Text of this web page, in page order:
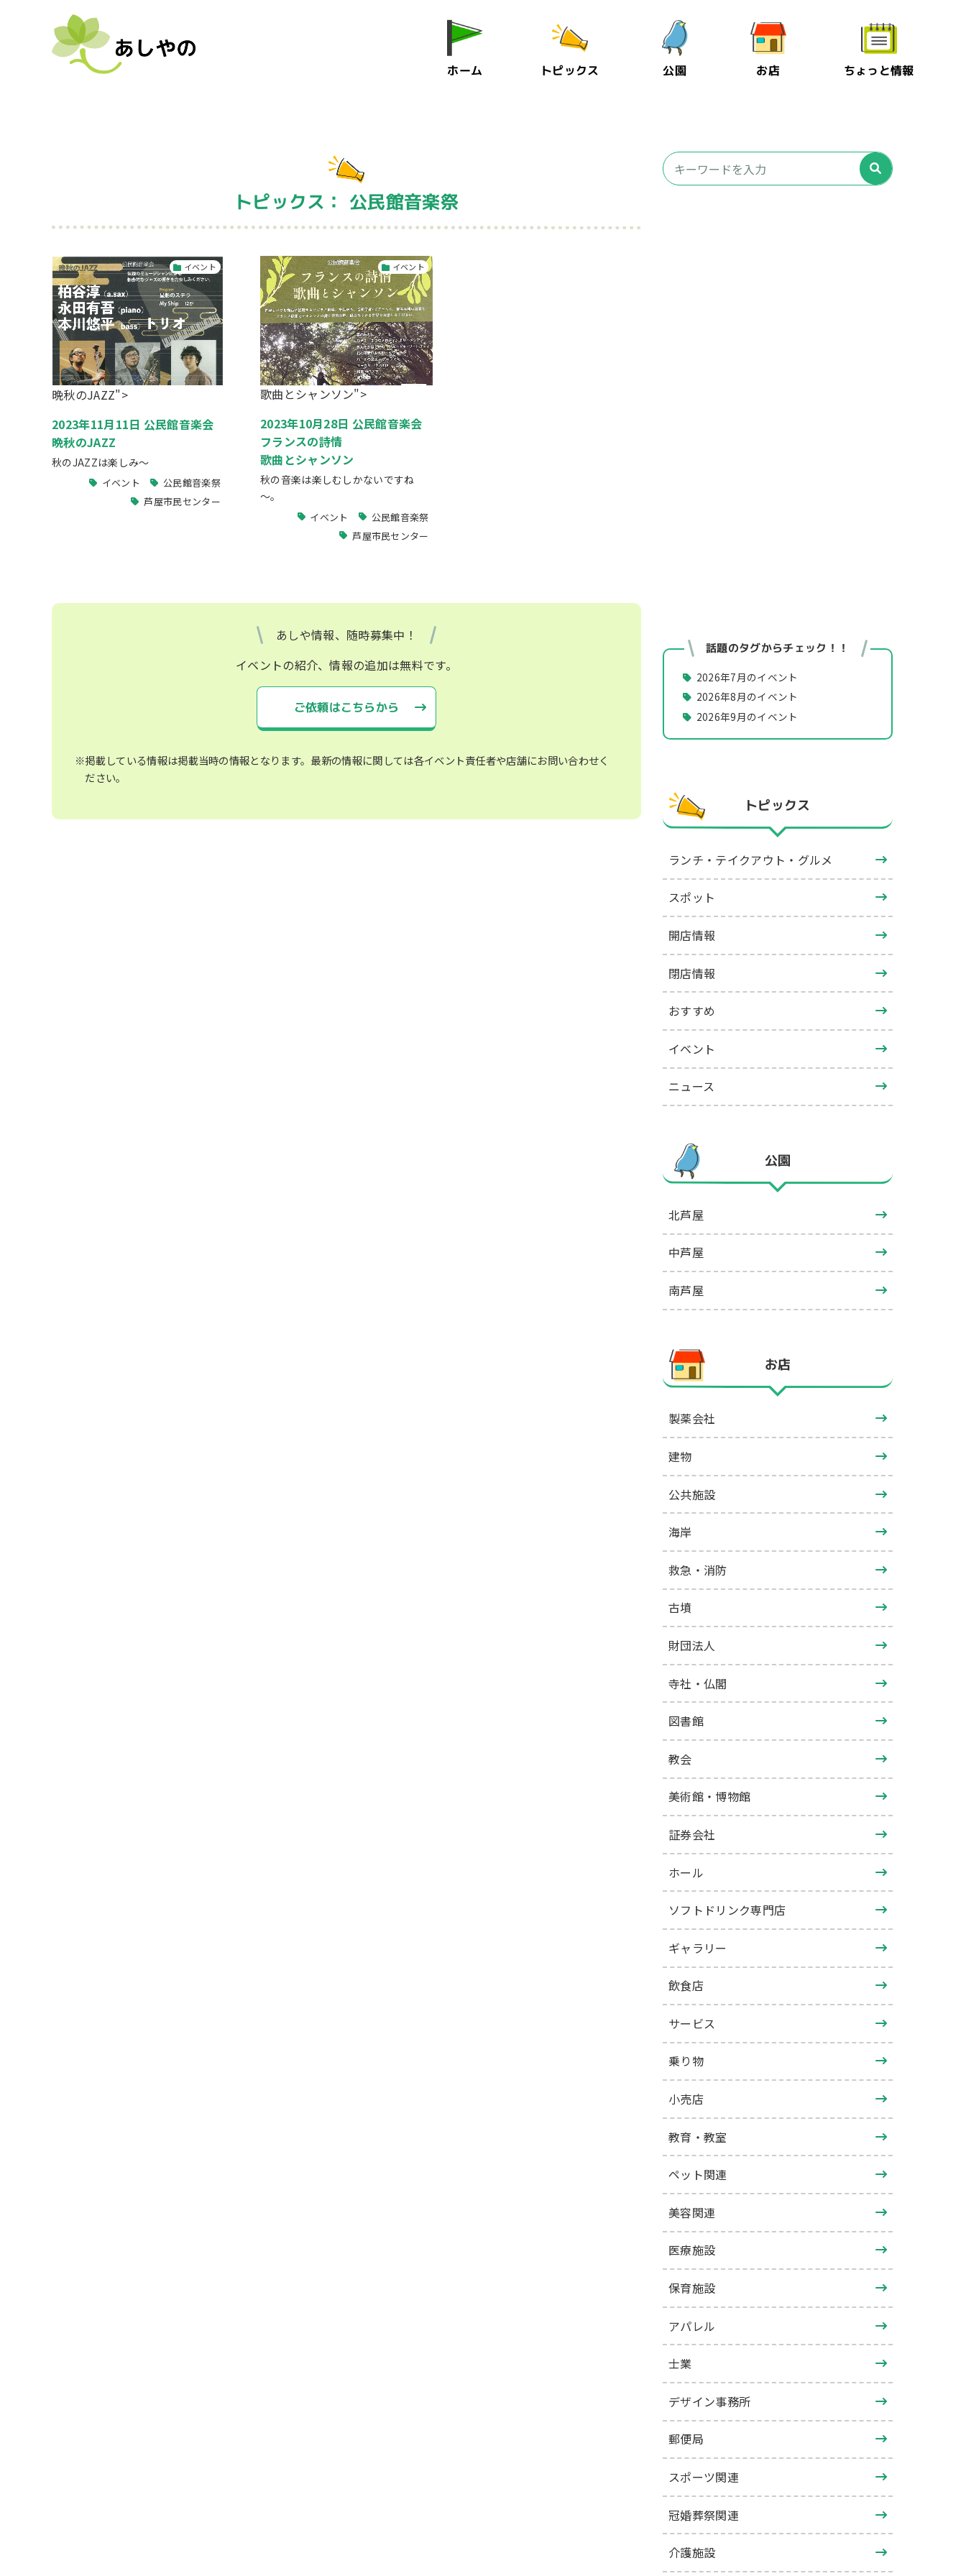
ホーム トピックス 公園 お店 ちょっと情報
トピックス： 公民館音楽祭
イベント
晩秋のJAZZ">
2023年11月11日 公民館音楽会
晩秋のJAZZ
秋のJAZZは楽しみ～
イベント
公民館音楽祭
芦屋市民センター
イベント
歌曲とシャンソン">
2023年10月28日 公民館音楽会
フランスの詩情
歌曲とシャンソン
秋の音楽は楽しむしかないですね
～。
イベント
公民館音楽祭
芦屋市民センター
あしや情報、随時募集中！
イベントの紹介、情報の追加は無料です。
ご依頼はこちらから
※掲載している情報は掲載当時の情報となります。最新の情報に関しては各イベント責任者や店舗にお問い合わせく
ださい。
話題のタグからチェック！！
2026年7月のイベント
2026年8月のイベント
2026年9月のイベント
トピックス
ランチ・テイクアウト・グルメ
スポット
開店情報
閉店情報
おすすめ
イベント
ニュース
公園
北芦屋
中芦屋
南芦屋
お店
製薬会社
建物
公共施設
海岸
救急・消防
古墳
財団法人
寺社・仏閣
図書館
教会
美術館・博物館
証券会社
ホール
ソフトドリンク専門店
ギャラリー
飲食店
サービス
乗り物
小売店
教育・教室
ペット関連
美容関連
医療施設
保育施設
アパレル
士業
デザイン事務所
郵便局
スポーツ関連
冠婚葬祭関連
介護施設